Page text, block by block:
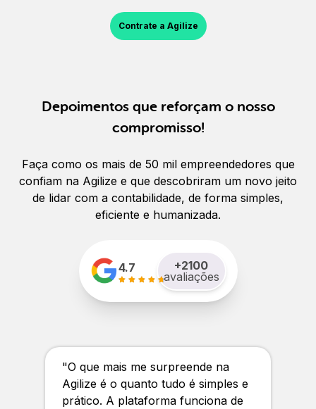
Contrate a Agilize
Depoimentos que reforçam o nosso
compromisso!
Faça como os mais de 50 mil empreendedores que
confiam na Agilize e que descobriram um novo jeito
de lidar com a contabilidade, de forma simples,
eficiente e humanizada.
4.7 +2100
avaliações
"O que mais me surpreende na
Agilize é o quanto tudo é simples e
prático. A plataforma funciona de